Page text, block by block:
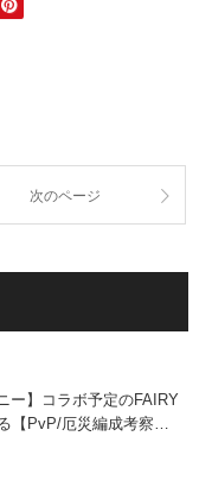
次のページ
ー】コラボ予定のFAIRY
【PvP/厄災編成考察…